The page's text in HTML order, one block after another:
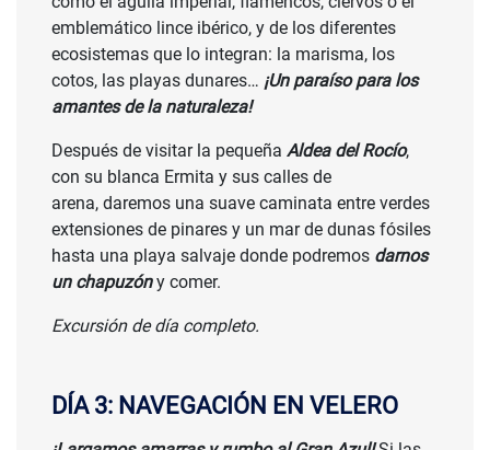
emblemático lince ibérico, y de los diferentes
ecosistemas que lo integran: la marisma, los
cotos, las playas dunares… ¡Un paraíso para los
amantes de la naturaleza!
Después de visitar la pequeña Aldea del Rocío,
con su blanca Ermita y sus calles de
arena, daremos una suave caminata entre verdes
extensiones de pinares y un mar de dunas fósiles
hasta una playa salvaje donde podremos darnos
un chapuzóny comer.
Excursión de día completo.
DÍA 3: NAVEGACIÓN EN VELERO